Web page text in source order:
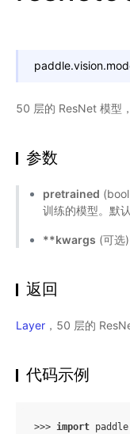
50 层的 ResNet 模型
参数
pretrained
训练的模型。默
**kwargs (可选
返回
Layer ，50 层的
代码示例
>>> import paddle